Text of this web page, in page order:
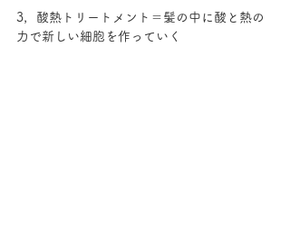
3，酸熱トリートメント＝髪の中に酸と熱の
力で新しい細胞を作っていく